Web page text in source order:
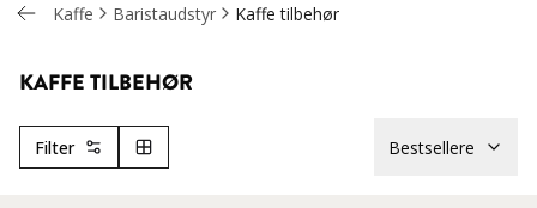
Kaffe Baristaudstyr Kaffe tilbehør
KAFFE TILBEHØR
Filter Bestsellere